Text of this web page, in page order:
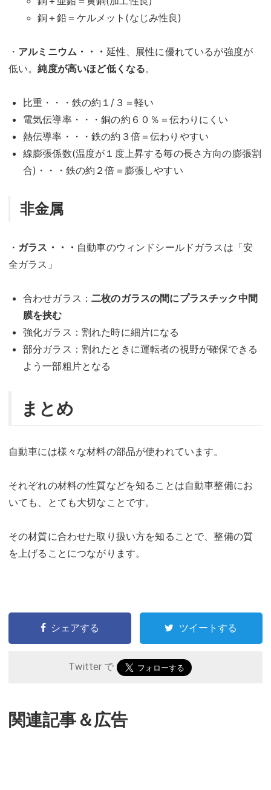
銅＋鉛＝ケルメット(なじみ性良)
・ アルミニウム・・・ 延性、展性に優れているが強度が
低い。純度が高いほど低くなる。
比重・・・鉄の約１/３＝軽い
電気伝導率・・・銅の約６０％＝伝わりにくい
熱伝導率・・・鉄の約３倍＝伝わりやすい
線膨張係数(温度が１度上昇する毎の長さ方向の膨張割
合)・・・鉄の約２倍＝膨張しやすい
非金属
・ ガラス・・・ 自動車のウィンドシールドガラスは「安
全ガラス」
合わせガラス：二枚のガラスの間にプラスチック中間
膜を挟む
強化ガラス：割れた時に細片になる
部分ガラス：割れたときに運転者の視野が確保できる
よう一部粗片となる
まとめ
自動車には様々な材料の部品が使われています。
それぞれの材料の性質などを知ることは自動車整備にお
いても、とても大切なことです。
その材質に合わせた取り扱い方を知ることで、整備の質
を上げることにつながります。
シェアする ツイートする
Twitter で
関連記事＆広告